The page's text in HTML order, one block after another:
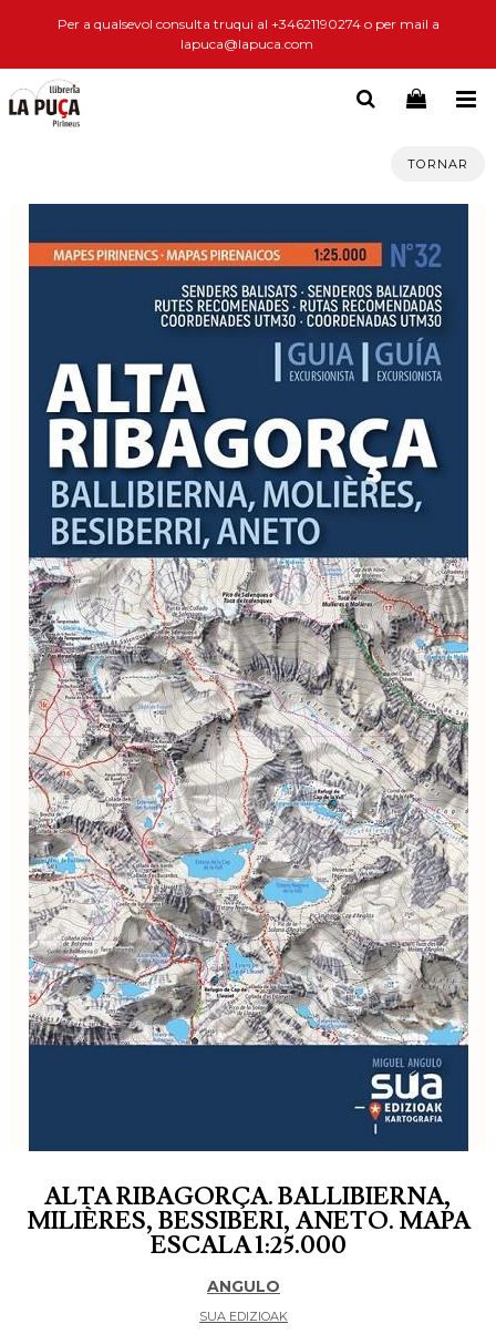
Per a qualsevol consulta truqui al +34621190274 o per mail a
lapuca@lapuca.com
TORNAR
ALTA RIBAGORÇA. BALLIBIERNA,
MILIÈRES, BESSIBERI, ANETO. MAPA
ESCALA 1:25.000
ANGULO
SUA EDIZIOAK